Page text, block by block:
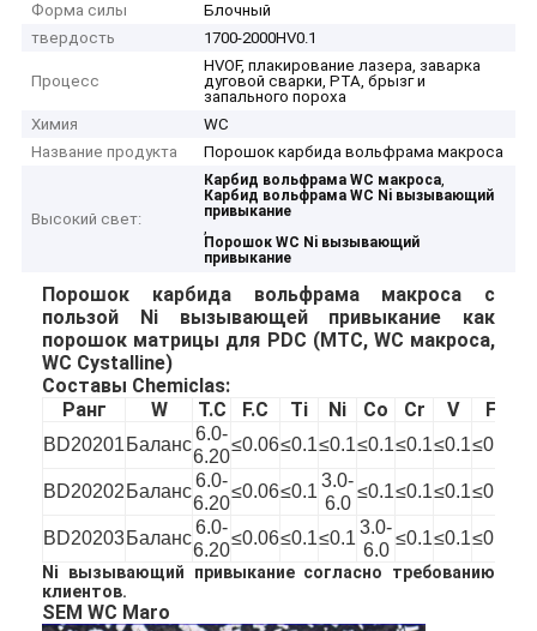
Форма силы
Блочный
твердость
1700-2000HV0.1
Процесс
HVOF, плакирование лазера, заварка
дуговой сварки, PTA, брызг и
запального пороха
Химия
WC
Название продукта
Порошок карбида вольфрама макроса
Высокий свет:
Карбид вольфрама WC макроса,
Карбид вольфрама WC Ni вызывающий
привыкание
,
Порошок WC Ni вызывающий
привыкание
Порошок карбида вольфрама макроса с
пользой Ni вызывающей привыкание как
порошок матрицы для PDC (MTC, WC макроса,
WC Cystalline)
Составы Chemiclas:
Ранг
W T.C F.C Ti Ni Co Cr V Fe
BD20201 Баланс
6.0-
6.20
≤0.06≤0.1≤0.1≤0.1≤0.1≤0.1≤0.25
BD20202 Баланс
6.0-
6.20
≤0.06≤0.1
3.0-
6.0
≤0.1≤0.1≤0.1≤0.25
BD20203Баланс
6.0-
6.20
≤0.06≤0.1≤0.1
3.0-
6.0
≤0.1≤0.1≤0.25
Ni вызывающий привыкание согласно требованию
клиентов.
SEM WC Maro